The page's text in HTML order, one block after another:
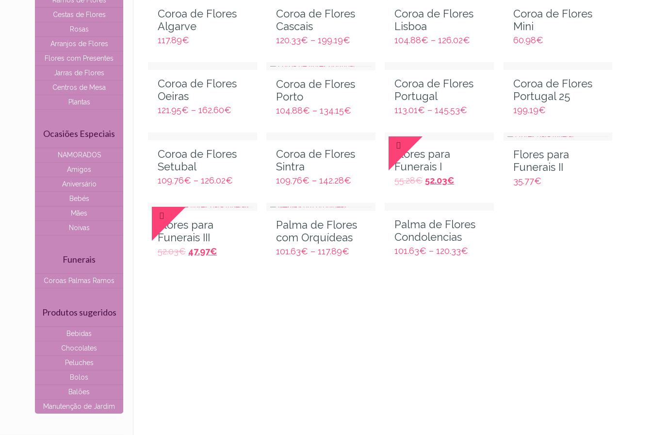
Coroa de Flores
Algarve
117.89€
Coroa de Flores
Cascais
120.33€ –199.19€
Coroa de Flores
Lisboa
104.88€ –126.02€
Coroa de Flores
Mini
60.98€
Coroa de Flores
Oeiras
121.95€ – 162.60€
Coroa de Flores
Porto
104.88€ –134.15€
Coroa de Flores
Portugal
113.01€ –145.53€
Coroa de Flores
Portugal 25
199.19€
Coroa de Flores
Setubal
109.76€ – 126.02€
Coroa de Flores
Sintra
109.76€ –142.28€
Flores para
Funerais I
55.28€ 52.03€
Flores para
Funerais II
35.77€
Flores para
Funerais III
52.03€ 47.97€
Palma de Flores
com Orquídeas
101.63€ –117.89€
Palma de Flores
Condolencias
101.63€ –120.33€
Cestas de Flores
Rosas
Arranjos de Flores
Flores com Presentes
Jarras de Flores
Centros de Mesa
Plantas
Ocasiões Especiais
NAMORADOS
Amigos
Aniversário
Bebés
Mães
Noivas
Funerais
Coroas Palmas Ramos
Produtos sugeridos
Bebidas
Chocolates
Peluches
Bolos
Balões
Manutenção de Jardim